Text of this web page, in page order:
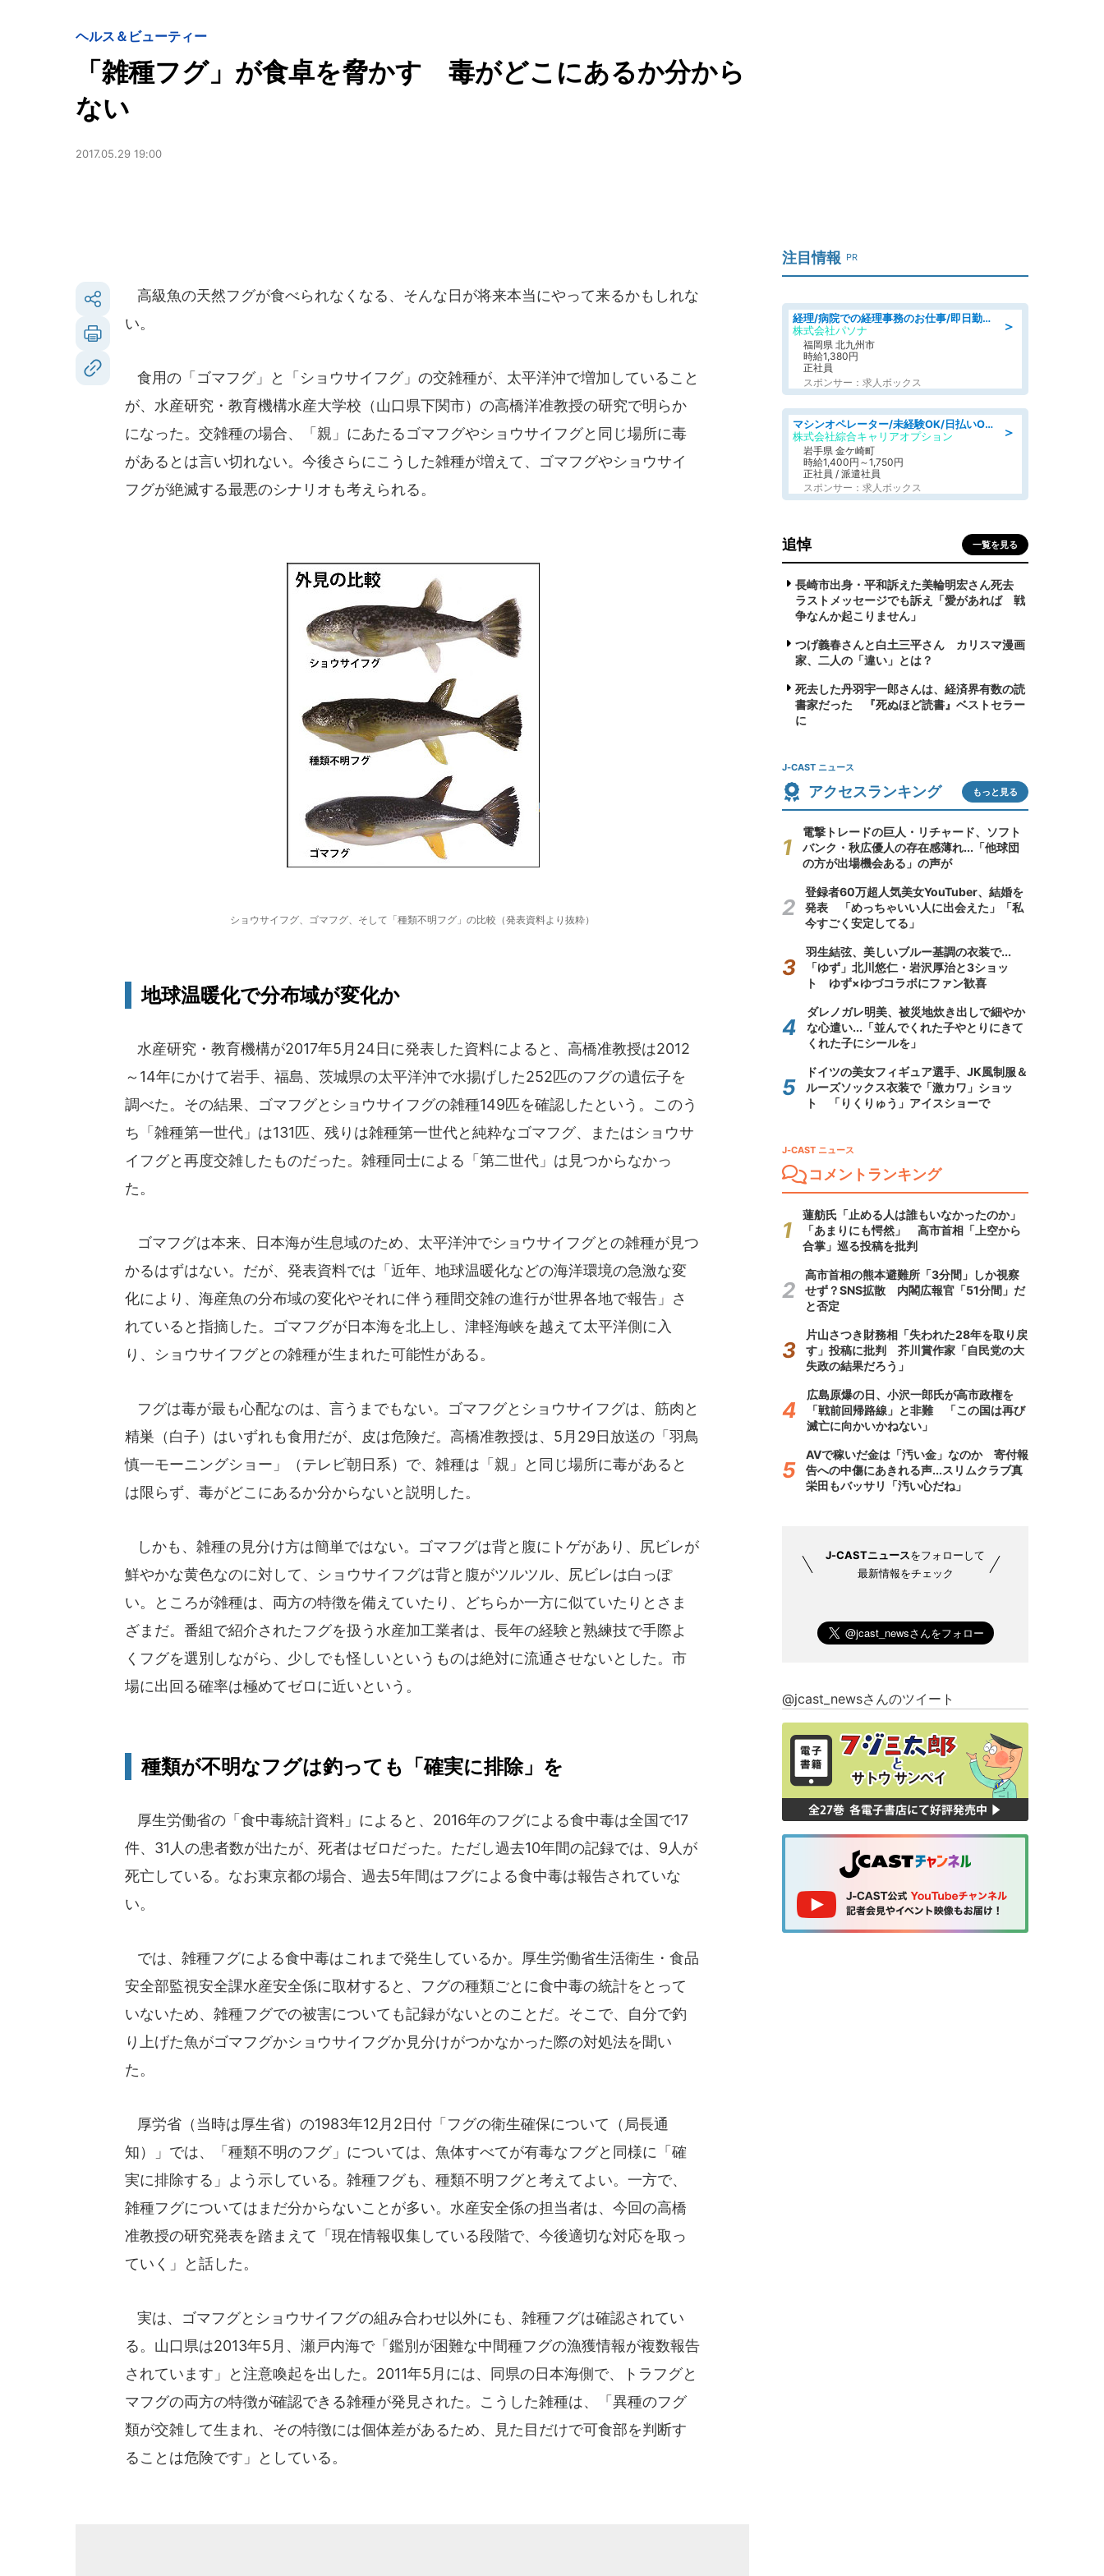
ヘルス＆ビューティー
「雑種フグ」が食卓を脅かす 毒がどこにあるか分から
ない
2017.05.29 19:00
高級魚の天然フグが食べられなくなる、そんな日が将来本当にやって来るかもしれな
い。
食用の「ゴマフグ」と「ショウサイフグ」の交雑種が、太平洋沖で増加していること
が、水産研究・教育機構水産大学校（山口県下関市）の高橋洋准教授の研究で明らか
になった。交雑種の場合、「親」にあたるゴマフグやショウサイフグと同じ場所に毒
があるとは言い切れない。今後さらにこうした雑種が増えて、ゴマフグやショウサイ
フグが絶滅する最悪のシナリオも考えられる。
ショウサイフグ、ゴマフグ、そして「種類不明フグ」の比較（発表資料より抜粋）
地球温暖化で分布域が変化か
水産研究・教育機構が2017年5月24日に発表した資料によると、高橋准教授は2012
～14年にかけて岩手、福島、茨城県の太平洋沖で水揚げした252匹のフグの遺伝子を
調べた。その結果、ゴマフグとショウサイフグの雑種149匹を確認したという。このう
ち「雑種第一世代」は131匹、残りは雑種第一世代と純粋なゴマフグ、またはショウサ
イフグと再度交雑したものだった。雑種同士による「第二世代」は見つからなかっ
た。
ゴマフグは本来、日本海が生息域のため、太平洋沖でショウサイフグとの雑種が見つ
かるはずはない。だが、発表資料では「近年、地球温暖化などの海洋環境の急激な変
化により、海産魚の分布域の変化やそれに伴う種間交雑の進行が世界各地で報告」さ
れていると指摘した。ゴマフグが日本海を北上し、津軽海峡を越えて太平洋側に入
り、ショウサイフグとの雑種が生まれた可能性がある。
フグは毒が最も心配なのは、言うまでもない。ゴマフグとショウサイフグは、筋肉と
精巣（白子）はいずれも食用だが、皮は危険だ。高橋准教授は、5月29日放送の「羽鳥
慎一モーニングショー」（テレビ朝日系）で、雑種は「親」と同じ場所に毒があると
は限らず、毒がどこにあるか分からないと説明した。
しかも、雑種の見分け方は簡単ではない。ゴマフグは背と腹にトゲがあり、尻ビレが
鮮やかな黄色なのに対して、ショウサイフグは背と腹がツルツル、尻ビレは白っぽ
い。ところが雑種は、両方の特徴を備えていたり、どちらか一方に似ていたりとさま
ざまだ。番組で紹介されたフグを扱う水産加工業者は、長年の経験と熟練技で手際よ
くフグを選別しながら、少しでも怪しいというものは絶対に流通させないとした。市
場に出回る確率は極めてゼロに近いという。
種類が不明なフグは釣っても「確実に排除」を
厚生労働省の「食中毒統計資料」によると、2016年のフグによる食中毒は全国で17
件、31人の患者数が出たが、死者はゼロだった。ただし過去10年間の記録では、9人が
死亡している。なお東京都の場合、過去5年間はフグによる食中毒は報告されていな
い。
では、雑種フグによる食中毒はこれまで発生しているか。厚生労働省生活衛生・食品
安全部監視安全課水産安全係に取材すると、フグの種類ごとに食中毒の統計をとって
いないため、雑種フグでの被害についても記録がないとのことだ。そこで、自分で釣
り上げた魚がゴマフグかショウサイフグか見分けがつかなかった際の対処法を聞い
た。
厚労省（当時は厚生省）の1983年12月2日付「フグの衛生確保について（局長通
知）」では、「種類不明のフグ」については、魚体すべてが有毒なフグと同様に「確
実に排除する」よう示している。雑種フグも、種類不明フグと考えてよい。一方で、
雑種フグについてはまだ分からないことが多い。水産安全係の担当者は、今回の高橋
准教授の研究発表を踏まえて「現在情報収集している段階で、今後適切な対応を取っ
ていく」と話した。
実は、ゴマフグとショウサイフグの組み合わせ以外にも、雑種フグは確認されてい
る。山口県は2013年5月、瀬戸内海で「鑑別が困難な中間種フグの漁獲情報が複数報告
されています」と注意喚起を出した。2011年5月には、同県の日本海側で、トラフグと
マフグの両方の特徴が確認できる雑種が発見された。こうした雑種は、「異種のフグ
類が交雑して生まれ、その特徴には個体差があるため、見た目だけで可食部を判断す
ることは危険です」としている。
注目情報 PR
＞
経理/病院での経理事務のお仕事/即日勤務可/車通勤可/経理/一般事務
株式会社パソナ
福岡県 北九州市
時給1,380円
正社員
スポンサー：求人ボックス
＞
マシンオペレーター/未経験OK/日払いOK/寮完備/交替制/20・30・40代活躍中
株式会社綜合キャリアオプション
岩手県 金ケ崎町
時給1,400円～1,750円
正社員 / 派遣社員
スポンサー：求人ボックス
追悼 一覧を見る
長崎市出身・平和訴えた美輪明宏さん死去
ラストメッセージでも訴え「愛があれば 戦
争なんか起こりません」
つげ義春さんと白土三平さん カリスマ漫画
家、二人の「違い」とは？
死去した丹羽宇一郎さんは、経済界有数の読
書家だった 『死ぬほど読書』ベストセラー
に
J-CAST ニュース
アクセスランキング もっと見る
電撃トレードの巨人・リチャード、ソフト
バンク・秋広優人の存在感薄れ...「他球団
の方が出場機会ある」の声が
登録者60万超人気美女YouTuber、結婚を
発表 「めっちゃいい人に出会えた」「私
今すごく安定してる」
羽生結弦、美しいブルー基調の衣装で...
「ゆず」北川悠仁・岩沢厚治と3ショッ
ト ゆず×ゆづコラボにファン歓喜
ダレノガレ明美、被災地炊き出しで細やか
な心遣い...「並んでくれた子やとりにきて
くれた子にシールを」
ドイツの美女フィギュア選手、JK風制服＆
ルーズソックス衣装で「激カワ」ショッ
ト 「りくりゅう」アイスショーで
J-CAST ニュース
コメントランキング
蓮舫氏「止める人は誰もいなかったのか」
「あまりにも愕然」 高市首相「上空から
合掌」巡る投稿を批判
高市首相の熊本避難所「3分間」しか視察
せず？SNS拡散 内閣広報官「51分間」だ
と否定
片山さつき財務相「失われた28年を取り戻
す」投稿に批判 芥川賞作家「自民党の大
失政の結果だろう」
広島原爆の日、小沢一郎氏が高市政権を
「戦前回帰路線」と非難 「この国は再び
滅亡に向かいかねない」
AVで稼いだ金は「汚い金」なのか 寄付報
告への中傷にあきれる声...スリムクラブ真
栄田もバッサリ「汚い心だね」
J-CASTニュースをフォローして
最新情報をチェック
@jcast_newsさんのツイート